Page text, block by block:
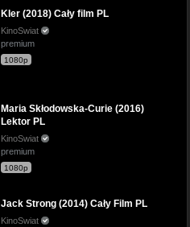
Kler (2018) Cały film PL
KinoSwiat
premium
1080p
Maria Skłodowska-Curie (2016)
Lektor PL
KinoSwiat
premium
1080p
Jack Strong (2014) Cały Film PL
KinoSwiat